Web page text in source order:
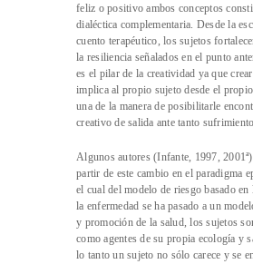
feliz o positivo ambos conceptos
dialéctica complementaria. Desde la
cuento terapéutico, los sujetos
la resiliencia señalados en el punto
es el pilar de la creatividad ya que
implica al propio sujeto desde el
una de la manera de posibilitarle
creativo de salida ante tanto
Algunos autores (Infante, 1997,
partir de este cambio en el paradigma
el cual del modelo de riesgo basado en
la enfermedad se ha pasado a un
y promoción de la salud, los sujetos
como agentes de su propia ecología y
lo tanto un sujeto no sólo carece y se